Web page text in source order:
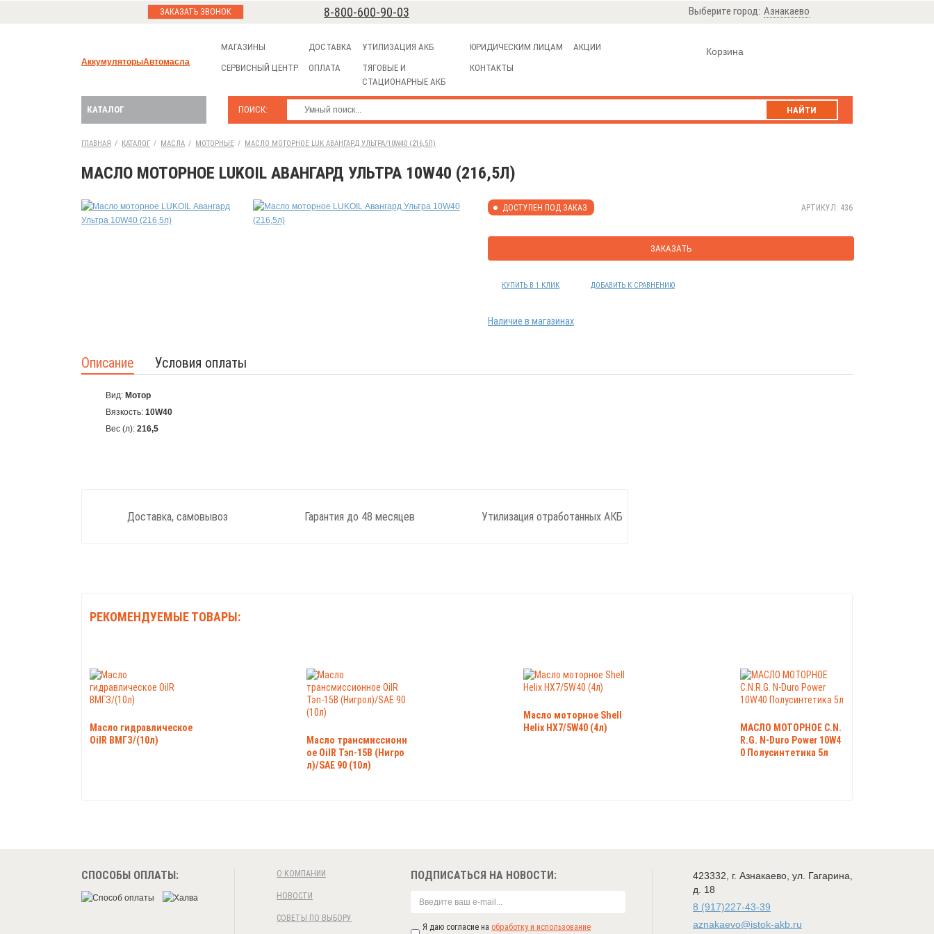
ЗАКАЗАТЬ ЗВОНОК 8-800-600-90-03 Выберите город: Азнакаево
АккумуляторыАвтомасла
Корзина
МАГАЗИНЫ
СЕРВИСНЫЙ ЦЕНТР
ДОСТАВКА
ОПЛАТА
УТИЛИЗАЦИЯ АКБ
ТЯГОВЫЕ И
СТАЦИОНАРНЫЕ АКБ
ЮРИДИЧЕСКИМ ЛИЦАМ
КОНТАКТЫ
АКЦИИ
ПОИСК: НАЙТИ
КАТАЛОГ
ГЛАВНАЯ / КАТАЛОГ / МАСЛА / МОТОРНЫЕ / МАСЛО МОТОРНОЕ LUK АВАНГАРД УЛЬТРА/10W40 (216,5Л)
МАСЛО МОТОРНОЕ LUKOIL АВАНГАРД УЛЬТРА 10W40 (216,5Л)
ДОСТУПЕН ПОД ЗАКАЗ АРТИКУЛ: 436
ЗАКАЗАТЬ
КУПИТЬ В 1 КЛИК ДОБАВИТЬ К СРАВНЕНИЮ
Наличие в магазинах
Описание Условия оплаты
Вид: Мотор
Вязкость: 10W40
Вес (л): 216,5
Доставка, самовывоз Гарантия до 48 месяцев Утилизация отработанных АКБ
РЕКОМЕНДУЕМЫЕ ТОВАРЫ:
Масло гидравлическое
OilR ВМГЗ/(10л)
Масло трансмиссионн
ое OilR Тэп-15В (Нигро
л)/SAE 90 (10л)
Масло моторное Shell
Helix HX7/5W40 (4л)
МАСЛО МОТОРНОЕ C.N.
R.G. N-Duro Power 10W4
0 Полусинтетика 5л
СПОСОБЫ ОПЛАТЫ: О КОМПАНИИ
НОВОСТИ
СОВЕТЫ ПО ВЫБОРУ
ПОДПИСАТЬСЯ НА НОВОСТИ:
Я даю согласие на обработку и использование
423332 г. Азнакаево ул. Гагарина,
д. 18
8 (917)227-43-39
aznakaevo@istok-akb.ru